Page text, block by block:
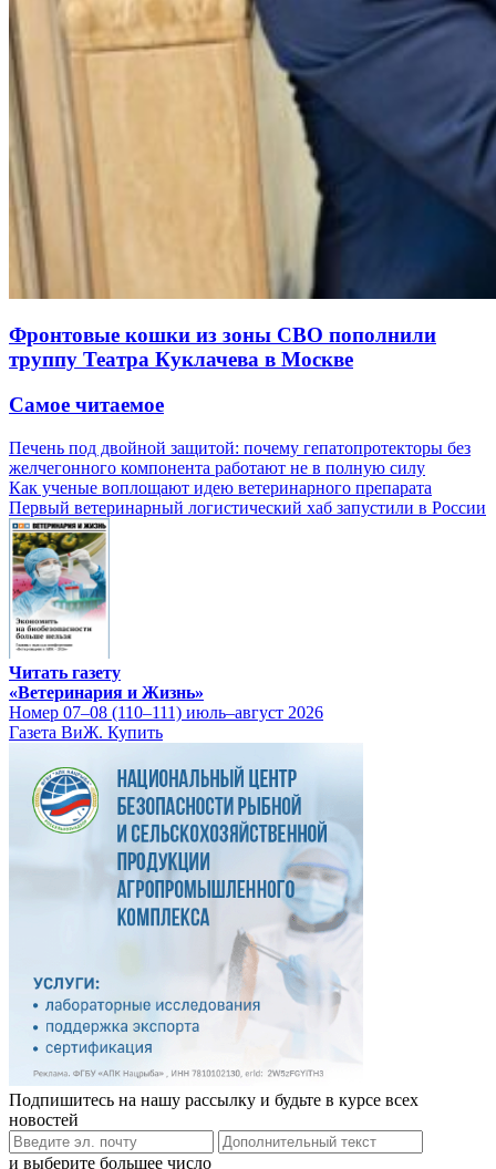
Фронтовые кошки из зоны СВО пополнили
труппу Театра Куклачева в Москве
Самое читаемое
Печень под двойной защитой: почему гепатопротекторы без
желчегонного компонента работают не в полную силу
Как ученые воплощают идею ветеринарного препарата
Первый ветеринарный логистический хаб запустили в России
Читать газету
«Ветеринария и Жизнь»
Номер 07–08 (110–111) июль–август 2026
Газета ВиЖ. Купить
Подпишитесь на нашу рассылку и будьте в курсе всех
новостей
и выберите большее число